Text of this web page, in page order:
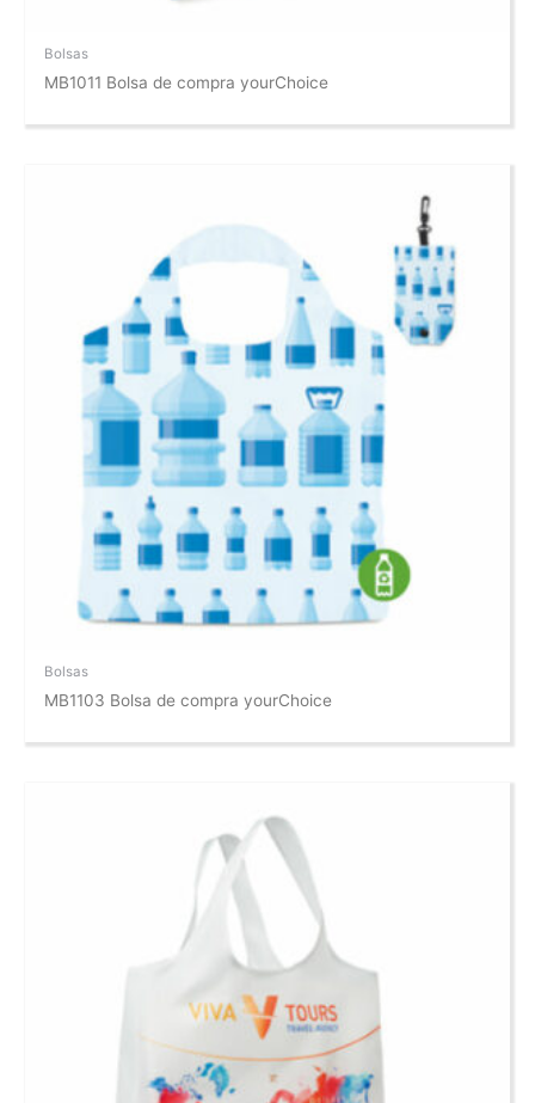
Bolsas
MB1011 Bolsa de compra yourChoice
Bolsas
MB1103 Bolsa de compra yourChoice